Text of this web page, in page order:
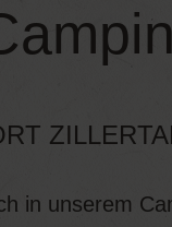
in unserem